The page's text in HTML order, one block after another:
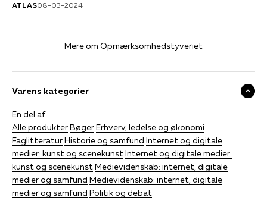
ATLAS08-03-2024
Mere om Opmærksomhedstyveriet
Varens kategorier
En del af
Alle produkterBøgerErhverv, ledelse og økonomi
FaglitteraturHistorie og samfund Internet og digitale
medier: kunst og scenekunstInternet og digitale medier:
kunst og scenekunstMedievidenskab: internet, digitale
medier og samfund Medievidenskab: internet, digitale
medier og samfund Politik og debat